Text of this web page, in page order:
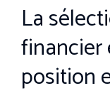
La
financier
position